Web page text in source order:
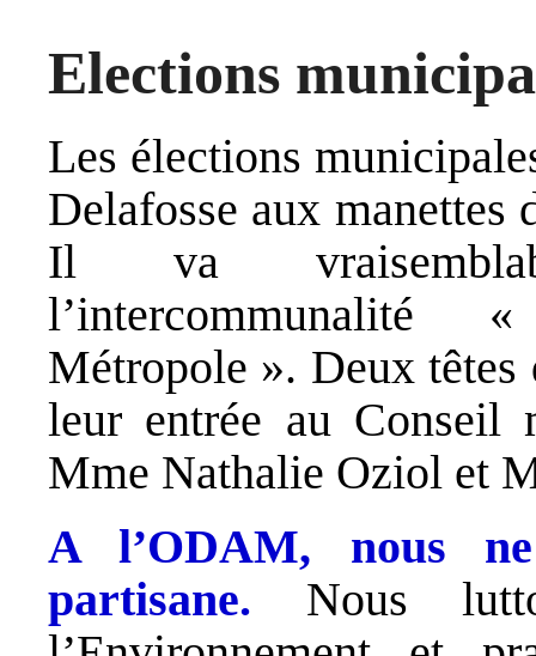
Elections
Les élections
Delafosse aux
Il va
l’intercommunalité «
Métropole ». Deux
leur entrée au Conseil
Mme Nathalie Oziol et
A l’ODAM, nous
partisane. Nous